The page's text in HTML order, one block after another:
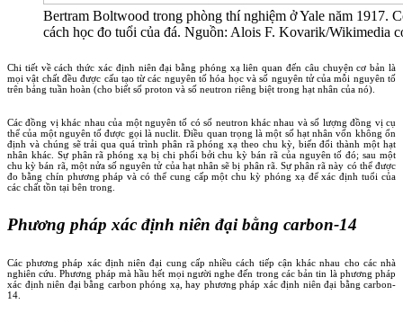
Bertram Boltwood trong phòng thí nghiệm ở Yale năm 1917.
cách học đo tuổi của đá. Nguồn: Alois F. Kovarik/Wikimedia
Chi tiết về cách thức xác định niên đại bằng phóng xạ liên quan đến câu chuyện cơ bản là
mọi vật chất đều được cấu tạo từ các nguyên tố hóa học và số nguyên tử của mỗi nguyên tố
trên bảng tuần hoàn (cho biết số proton và số neutron riêng biệt trong hạt nhân của nó).
Các đồng vị khác nhau của một nguyên tố có số neutron khác nhau và số lượng đồng vị cụ
thể của một nguyên tố được gọi là nuclit. Điều quan trọng là một số hạt nhân vốn không ổn
định và chúng sẽ trải qua quá trình phân rã phóng xạ theo chu kỳ, biến đổi thành một hạt
nhân khác. Sự phân rã phóng xạ bị chi phối bởi chu kỳ bán rã của nguyên tố đó; sau một
chu kỳ bán rã, một nửa số nguyên tử của hạt nhân sẽ bị phân rã. Sự phân rã này có thể được
đo bằng chín phương pháp và có thể cung cấp một chu kỳ phóng xạ để xác định tuổi của
các chất tồn tại bên trong.
Phương pháp xác định niên đại bằng carbon-14
Các phương pháp xác định niên đại cung cấp nhiều cách tiếp cận khác nhau cho các nhà
nghiên cứu. Phương pháp mà hầu hết mọi người nghe đến trong các bản tin là phương pháp
xác định niên đại bằng carbon phóng xạ, hay phương pháp xác định niên đại bằng carbon-
14.